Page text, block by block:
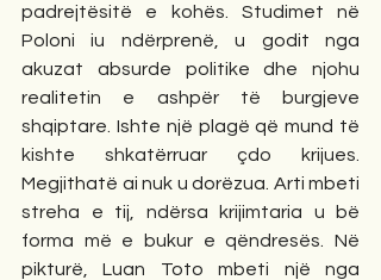
padrejtësitë e kohës. Studimet në
Poloni iu ndërprenë, u godit nga
akuzat absurde politike dhe njohu
realitetin e ashpër të burgjeve
shqiptare. Ishte një plagë që mund të
kishte shkatërruar çdo krijues.
Megjithatë ai nuk u dorëzua. Arti mbeti
streha e tij, ndërsa krijimtaria u bë
forma më e bukur e qëndresës. Në
pikturë, Luan Toto mbeti një nga